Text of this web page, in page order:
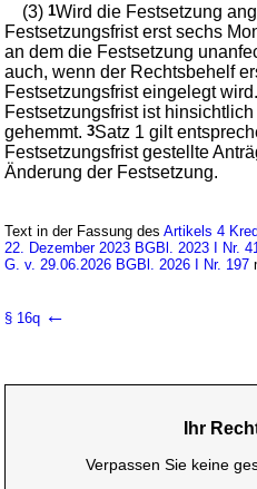
(3)1Wird die Festsetzung
Festsetzungsfrist erst sechs
an dem die Festsetzung
auch, wenn der Rechtsbehelf
Festsetzungsfrist eingelegt
Festsetzungsfrist ist
gehemmt.3Satz 1 gilt
Festsetzungsfrist gestellte
Änderung der Festsetzung.
Text in der Fassung desArtikels 4
22. Dezember 2023 BGBl. 2023 I Nr.
G. v. 29.06.2026 BGBl. 2026 I Nr. 197
§ 16q ←
Ihr
Verpassen Sie keine